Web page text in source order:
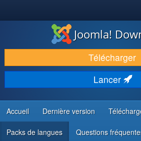
TÉLÉCHARGER & ÉTENDRE
DÉCOUVRIR & APPRENDRE
COMMUNAUTÉ & SUPPORT
RESSOURCES DÉVELOPPEURS
Joomla!
Télécharger
Lancer
Accueil Dernière version
Packs de langues Questions